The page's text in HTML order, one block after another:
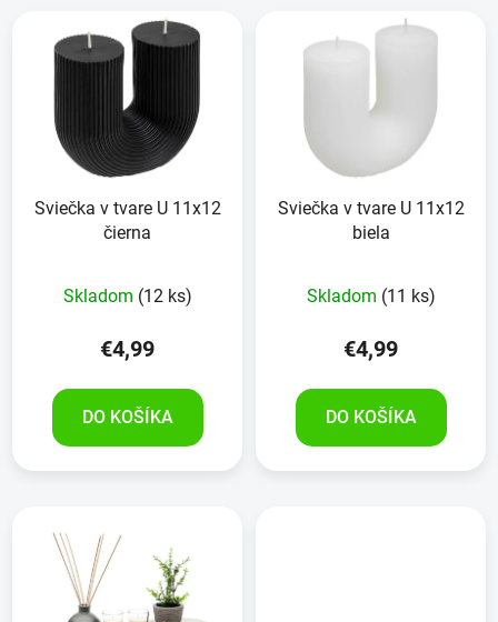
Sviečka v tvare U 11x12
čierna
Skladom (12 ks)
€4,99
DO KOŠÍKA
Sviečka v tvare U 11x12
biela
Skladom (11 ks)
€4,99
DO KOŠÍKA